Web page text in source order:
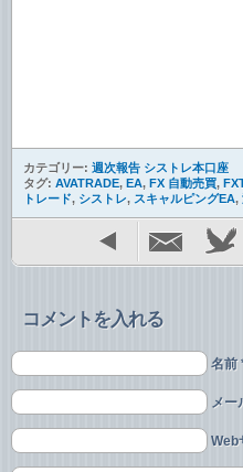
カテゴリー: 週次報告 シストレ本口座
タグ: AVATRADE, EA, FX 自動売買,
トレード, シストレ, スキャルピングEA,
コメントを入れる
名前
メー
Web